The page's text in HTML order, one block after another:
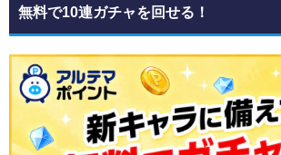
無料で10連ガチャを回せる！